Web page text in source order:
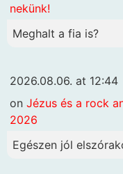
nekünk!
Meghalt a fia is?
2026.08.06. at 12:44
on Jézus és a rock
2026
Egészen jól